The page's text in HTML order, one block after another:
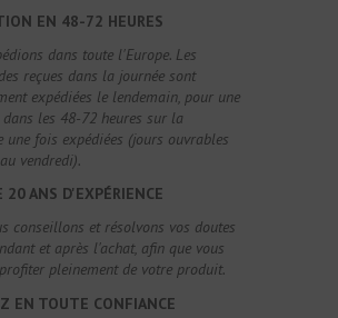
EN 48-72 HEURES
dans toute l'Europe. Les
reçues dans la journée sont
expédiées le lendemain, pour une
les 48-72 heures sur la
une fois expédiées (jours ouvrables
vendredi).
20 ANS D'EXPÉRIENCE
conseillons et résolvons vos doutes
et après l'achat, afin que vous
pleinement de votre produit.
EN TOUTE CONFIANCE